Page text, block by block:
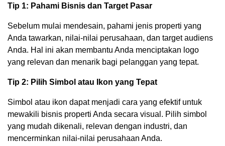
Tip 1: Pahami Bisnis dan Target Pasar
Sebelum mulai mendesain, pahami jenis properti yang
Anda tawarkan, nilai-nilai perusahaan, dan target audiens
Anda. Hal ini akan membantu Anda menciptakan logo
yang relevan dan menarik bagi pelanggan yang tepat.
Tip 2: Pilih Simbol atau Ikon yang Tepat
Simbol atau ikon dapat menjadi cara yang efektif untuk
mewakili bisnis properti Anda secara visual. Pilih simbol
yang mudah dikenali, relevan dengan industri, dan
mencerminkan nilai-nilai perusahaan Anda.